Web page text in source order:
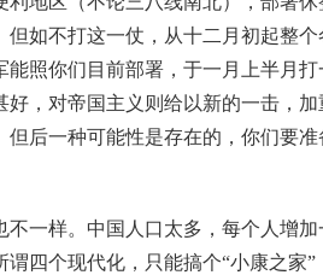
但如不打这一仗，从十二月初起整
能照你们目前部署，于一月上半月
，对帝国主义则给以新的一击，
但后一种可能性是存在的，你们要
不一样。 中国人口太多，每个人增
谓四个现代化，只能搞个“小康之家